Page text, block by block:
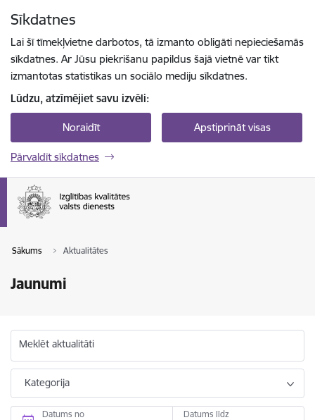
Sīkdatnes
Lai šī tīmekļvietne darbotos, tā izmanto obligāti nepieciešamās
sīkdatnes. Ar Jūsu piekrišanu papildus šajā vietnē var tikt
izmantotas statistikas un sociālo mediju sīkdatnes.
Lūdzu, atzīmējiet savu izvēli:
Noraidīt Apstiprināt visas
Pārvaldīt sīkdatnes
Sākums Aktualitātes
Jaunumi
Meklēt aktualitāti
Kategorija
Datums no Datums līdz